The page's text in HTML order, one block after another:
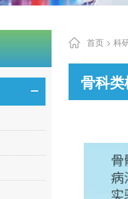
首页 > 科
骨科